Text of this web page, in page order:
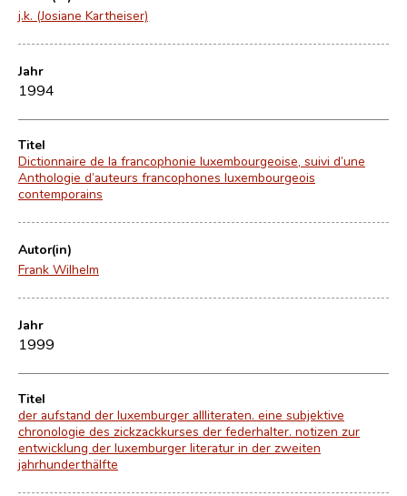
j.k. (Josiane Kartheiser)
Jahr
1994
Titel
Dictionnaire de la francophonie luxembourgeoise, suivi d’une
Anthologie d’auteurs francophones luxembourgeois
contemporains
Autor(in)
Frank Wilhelm
Jahr
1999
Titel
der aufstand der luxemburger allliteraten. eine subjektive
chronologie des zickzackkurses der federhalter. notizen zur
entwicklung der luxemburger literatur in der zweiten
jahrhunderthälfte